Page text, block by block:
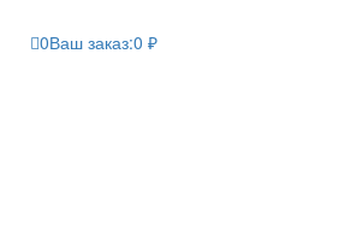
0Ваш заказ:0 ₽